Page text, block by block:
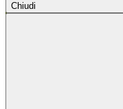
Chiudi